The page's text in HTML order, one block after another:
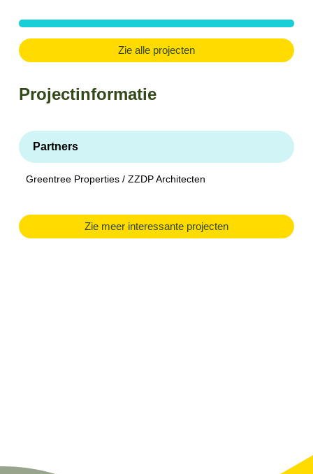
Zie alle projecten
Projectinformatie
Partners
Greentree Properties / ZZDP Architecten
Zie meer interessante projecten